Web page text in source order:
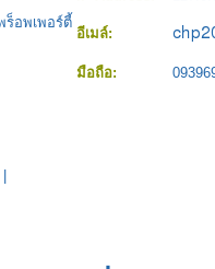
อพเพอร์ตี้
อีเมล์:
มือถือ: